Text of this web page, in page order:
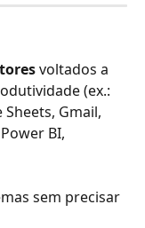
voltados a
(ex.:
Gmail,
BI,
sem precisar